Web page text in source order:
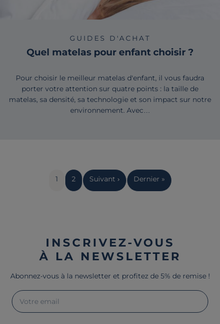
GUIDES D'ACHAT
Quel matelas pour enfant choisir ?
Pour choisir le meilleur matelas d'enfant, il vous faudra
porter votre attention sur quatre points : la taille de
matelas, sa densité, sa technologie et son impact sur notre
environnement. Avec…
Page
courante
1 Page
2
Page
suivante
Suivant ›
Dernière
page
Dernier »
INSCRIVEZ-VOUS
À LA NEWSLETTER
Abonnez-vous à la newsletter et profitez de 5% de remise !
Votre email